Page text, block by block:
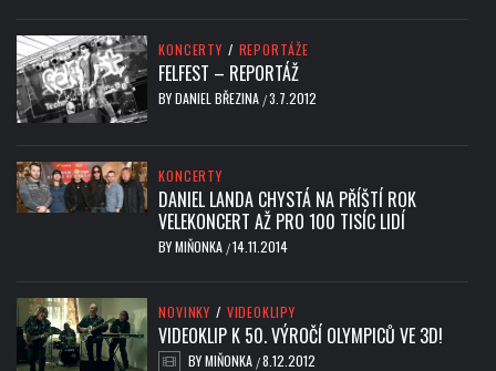
KONCERTY / REPORTÁŽE
FELFEST – REPORTÁŽ
BYDANIEL BŘEZINA /3.7.2012
KONCERTY
DANIEL LANDA CHYSTÁ NA PŘÍŠTÍ ROK
VELEKONCERT AŽ PRO 100 TISÍC LIDÍ
BYMIŇONKA /14.11.2014
NOVINKY / VIDEOKLIPY
VIDEOKLIP K 50. VÝROČÍ OLYMPICŮ VE 3D!
BYMIŇONKA /8.12.2012